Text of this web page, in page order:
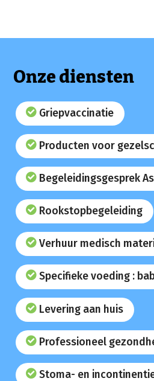
Onze diensten
Griepvaccinatie
Producten voor
Begeleidingsgesprek
Rookstopbegeleiding
Verhuur medisch
Specifieke voeding :
Levering aan huis
Professioneel
Stoma- en